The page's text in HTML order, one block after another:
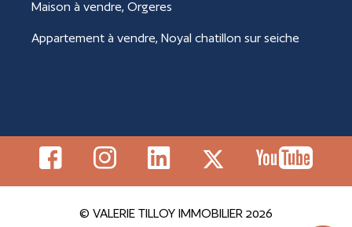
Maison à vendre, Orgeres
Appartement à vendre, Noyal chatillon sur seiche
© VALERIE TILLOY IMMOBILIER 2026